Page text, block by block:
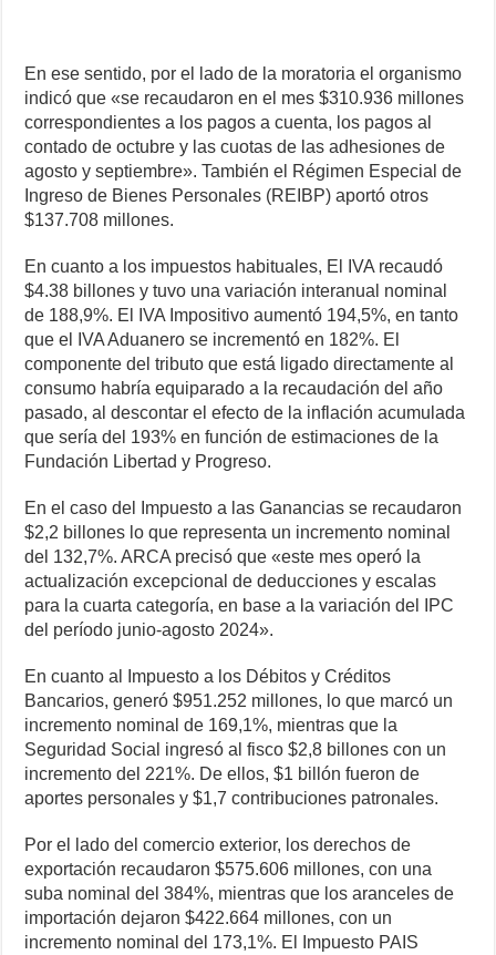
En ese sentido, por el lado de la moratoria el organismo
indicó que «se recaudaron en el mes $310.936 millones
correspondientes a los pagos a cuenta, los pagos al
contado de octubre y las cuotas de las adhesiones de
agosto y septiembre». También el Régimen Especial de
Ingreso de Bienes Personales (REIBP) aportó otros
$137.708 millones.
En cuanto a los impuestos habituales, El IVA recaudó
$4.38 billones y tuvo una variación interanual nominal
de 188,9%. El IVA Impositivo aumentó 194,5%, en tanto
que el IVA Aduanero se incrementó en 182%. El
componente del tributo que está ligado directamente al
consumo habría equiparado a la recaudación del año
pasado, al descontar el efecto de la inflación acumulada
que sería del 193% en función de estimaciones de la
Fundación Libertad y Progreso.
En el caso del Impuesto a las Ganancias se recaudaron
$2,2 billones lo que representa un incremento nominal
del 132,7%. ARCA precisó que «este mes operó la
actualización excepcional de deducciones y escalas
para la cuarta categoría, en base a la variación del IPC
del período junio-agosto 2024».
En cuanto al Impuesto a los Débitos y Créditos
Bancarios, generó $951.252 millones, lo que marcó un
incremento nominal de 169,1%, mientras que la
Seguridad Social ingresó al fisco $2,8 billones con un
incremento del 221%. De ellos, $1 billón fueron de
aportes personales y $1,7 contribuciones patronales.
Por el lado del comercio exterior, los derechos de
exportación recaudaron $575.606 millones, con una
suba nominal del 384%, mientras que los aranceles de
importación dejaron $422.664 millones, con un
incremento nominal del 173,1%. El Impuesto PAIS